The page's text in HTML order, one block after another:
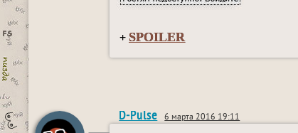
+ SPOILER
D-Pulse 6 марта 2016 19:11